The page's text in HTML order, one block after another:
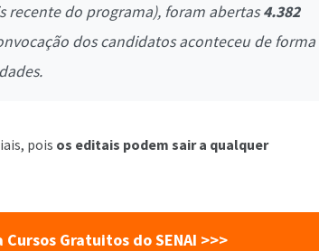
recente do programa), foram abertas4.382
dos candidatos aconteceu de forma
pois os editais podem sair a qualquer
Gratuitos do SENAI >>>